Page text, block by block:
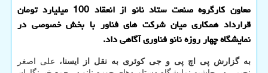
معاون کارگروه صنعت ستاد نانو از انعقاد 100 میلیارد تومان
قرارداد همکاری میان شرکت های فناور با بخش خصوصی در
نمایشگاه چهار روزه نانو فناوری آگاهی داد.
به گزارش پی اچ پی و جی کوئری به نقل از ایسنا، علی اصغر